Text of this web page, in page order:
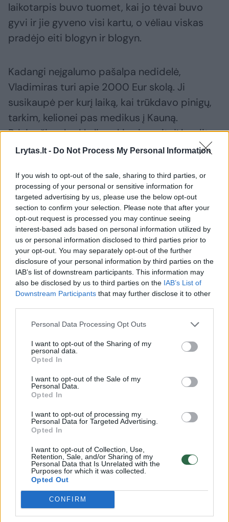
Lrytas.lt - Do Not Process My Personal Information
If you wish to opt-out of the sale, sharing to third parties, or
processing of your personal or sensitive information for
targeted advertising by us, please use the below opt-out
section to confirm your selection. Please note that after your
opt-out request is processed you may continue seeing
interest-based ads based on personal information utilized by
us or personal information disclosed to third parties prior to
your opt-out. You may separately opt-out of the further
disclosure of your personal information by third parties on the
IAB’s list of downstream participants. This information may
also be disclosed by us to third parties on the IAB’s List of
Downstream Participants that may further disclose it to other
Personal Data Processing Opt Outs
I want to opt-out of the Sharing of my
personal data.
Opted In
I want to opt-out of the Sale of my
Personal Data.
Opted In
I want to opt-out of processing my
Personal Data for Targeted Advertising.
Opted In
I want to opt-out of Collection, Use,
Retention, Sale, and/or Sharing of my
Personal Data that Is Unrelated with the
Purposes for which it was collected.
Opted Out
CONFIRM
laikotarpis buvo tuomet, kai jo tėvai buvo
gyvi ir jie gyveno visi kartu, o vėliau viskas
pradėjo eiti blogyn ir blogyn.
Kadangi neįgalumo pašalpa nedidelė,
Vladimiras turi apie 2000 Eur skolą. Ji
susikaupė per kurį laiką, kai trūkdavo pinigų,
tarkim, kelionei pas medikus į Kauną.
Prisipažino, kad kelis sykius ir greitąjį kreditą
buvo pasiėmęs, nes neišmanė, ko griebtis.
Daugiau nuotraukų (7)
Vladimiras aprodo savo kuklų socialinį būstą.
M.Andrijanovo nuotr.
Pokyčių sulaukė, sudaužęs virdulį
Dabar atsirado vilties, kad Vladimiro skolas
pavyks sumažinti, o jo gyvenamąsias sąlygas
pašnekovas susipažino su Michailu –
žmogumi, seniau organizavusiu pagalbą
vienišai močiutei
nusiaubtame bute.